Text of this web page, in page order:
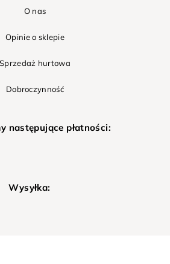
O nas
Opinie o sklepie
Sprzedaż hurtowa
Dobroczynność
następujące płatności:
Wysyłka: